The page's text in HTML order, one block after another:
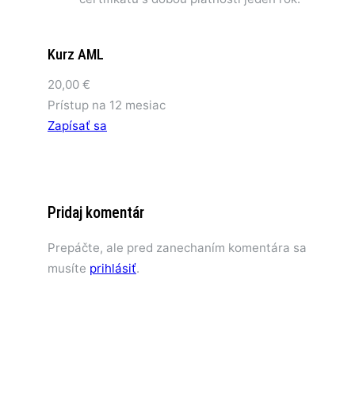
Kurz AML
20,00 €
Prístup na 12 mesiac
Zapísať sa
Pridaj komentár
Prepáčte, ale pred zanechaním komentára sa
musíte prihlásiť.